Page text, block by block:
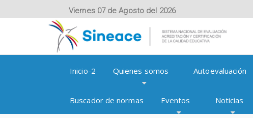
Viernes 07 de Agosto del 2026
Inicio-2 Quienes somos Autoevaluación
Buscador de normas Eventos Noticias